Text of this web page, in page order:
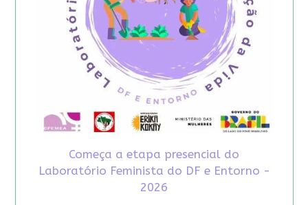
Começa a etapa presencial do
Laboratório Feminista do DF e Entorno -
2026